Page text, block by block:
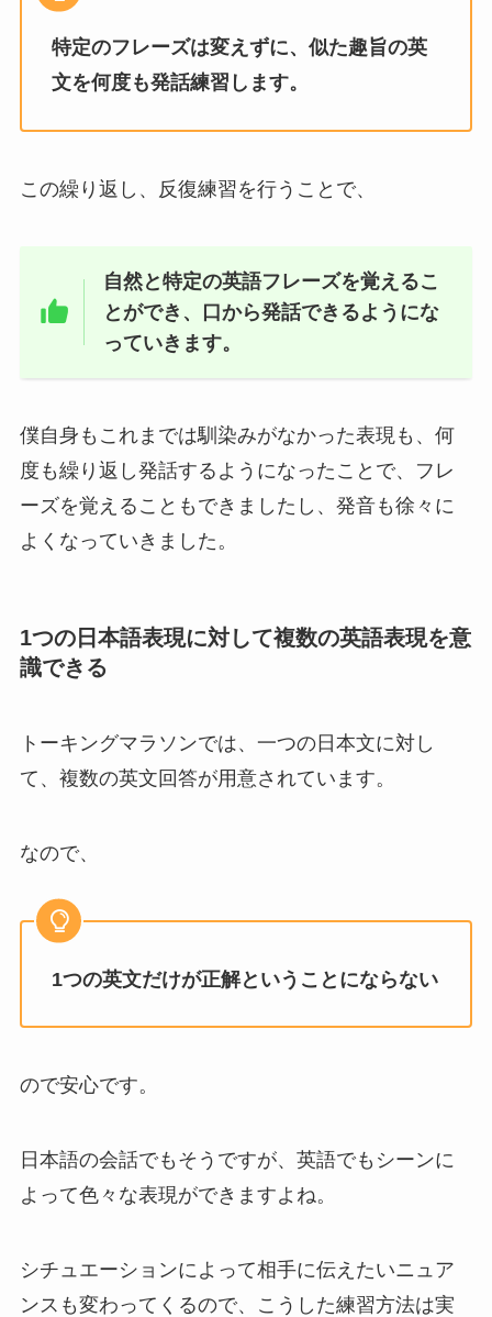
特定のフレーズは変えずに、似た趣旨の英
文を何度も発話練習します。
この繰り返し、反復練習を行うことで、
自然と特定の英語フレーズを覚えるこ
とができ、口から発話できるようにな
っていきます。
僕自身もこれまでは馴染みがなかった表現も、何
度も繰り返し発話するようになったことで、フレ
ーズを覚えることもできましたし、発音も徐々に
よくなっていきました。
1つの日本語表現に対して複数の英語表現を意
識できる
トーキングマラソンでは、一つの日本文に対し
て、複数の英文回答が用意されています。
なので、
1つの英文だけが正解ということにならない
ので安心です。
日本語の会話でもそうですが、英語でもシーンに
よって色々な表現ができますよね。
シチュエーションによって相手に伝えたいニュア
ンスも変わってくるので、こうした練習方法は実